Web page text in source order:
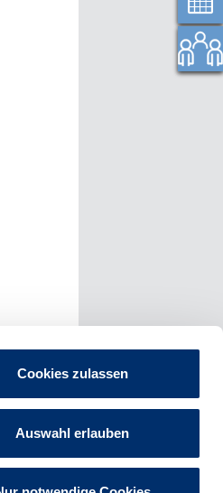
Cookies zulassen
Auswahl erlauben